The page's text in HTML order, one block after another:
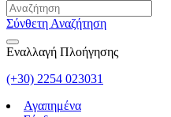
Σύνθετη Αναζήτηση
Εναλλαγή Πλοήγησης
(+30) 2254 023031
Αγαπημένα